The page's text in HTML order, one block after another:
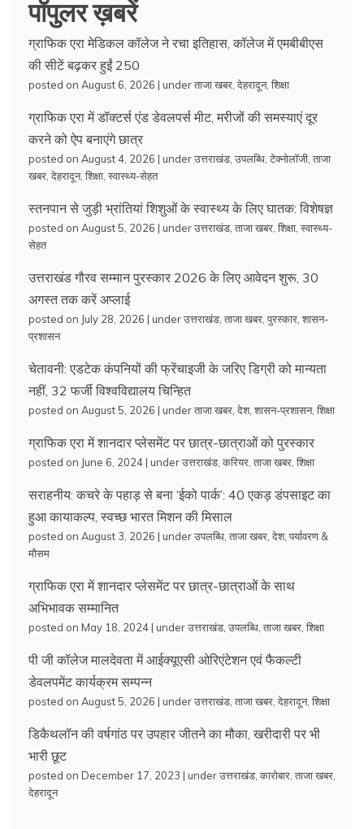
पॉपुलर ख़बरें
ग्राफिक एरा मेडिकल कॉलेज ने रचा इतिहास, कॉलेज में एमबीबीएस
की सीटें बढ़कर हुईं 250
posted on August 6, 2026 | underताजा खबर देहरादून, शिक्षा
ग्राफिक एरा में डॉक्टर्स एंड डेवलपर्स मीट, मरीजों की समस्याएं दूर
करने को ऐप बनाएंगे छात्र
posted on August 4, 2026 | underउत्तराखंड उपलब्धि टेक्नोलॉजी ताजा
खबर देहरादून, शिक्षा स्वास्थ्य-सेहत
स्तनपान से जुड़ी भ्रांतियां शिशुओं के स्वास्थ्य के लिए घातक: विशेषज्ञ
posted on August 5, 2026 | underउत्तराखंड ताजा खबर शिक्षा स्वास्थ्य-
सेहत
उत्तराखंड गौरव सम्मान पुरस्कार 2026 के लिए आवेदन शुरू, 30
अगस्त तक करें अप्लाई
posted on July 28, 2026 | underउत्तराखंड ताजा खबर पुरस्कार शासन-
प्रशासन
चेतावनी: एडटेक कंपनियों की फ्रेंचाइजी के जरिए डिग्री को मान्यता
नहीं, 32 फर्जी विश्वविद्यालय चिन्हित
posted on August 5, 2026 | underताजा खबर देश, शासन-प्रशासन, शिक्षा
ग्राफिक एरा में शानदार प्लेसमेंट पर छात्र-छात्राओं को पुरस्कार
posted on June 6, 2024 | underउत्तराखंड करियर ताजा खबर शिक्षा
सराहनीय: कचरे के पहाड़ से बना ‘ईको पार्क’: 40 एकड़ डंपसाइट का
हुआ कायाकल्प, स्वच्छ भारत मिशन की मिसाल
posted on August 3, 2026 | underउपलब्धि ताजा खबर देश, पर्यावरण &
मौसम
ग्राफिक एरा में शानदार प्लेसमेंट पर छात्र-छात्राओं के साथ
अभिभावक सम्मानित
posted on May 18, 2024 | underउत्तराखंड उपलब्धि ताजा खबर शिक्षा
पी जी कॉलेज मालदेवता में आईक्यूएसी ओरिएंटेशन एवं फैकल्टी
डेवलपमेंट कार्यक्रम सम्पन्न
posted on August 5, 2026 | underउत्तराखंड ताजा खबर देहरादून, शिक्षा
डिकैथलॉन की वर्षगांठ पर उपहार जीतने का मौका, खरीदारी पर भी
भारी छूट
posted on December 17, 2023 | underउत्तराखंड कारोबार ताजा खबर
देहरादून